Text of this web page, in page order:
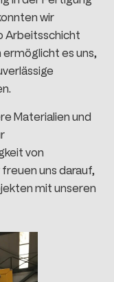
wir
Arbeitsschicht
es uns,
Materialien und
von
uns darauf,
mit unseren